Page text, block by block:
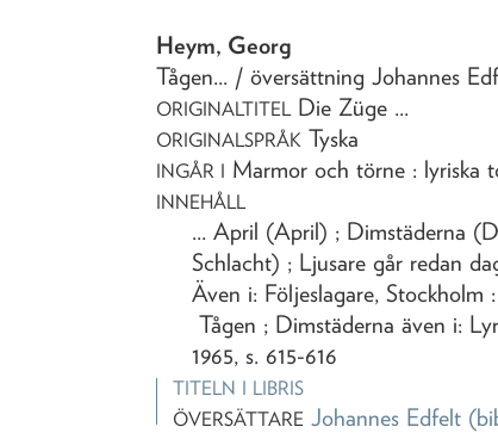
Heym, Georg
Tågen... / översättning Johannes
ORIGINALTITEL Die Züge ...
ORIGINALSPRÅK Tyska
INGÅR I Marmor och törne : lyriska
INNEHÅLL
... April (April) ; Dimstäderna
Schlacht) ; Ljusare går redan
Även i: Följeslagare, Stockholm
Tågen ; Dimstäderna även i:
1965, s. 615-616
TITELN I LIBRIS
ÖVERSÄTTARE Johannes Edfelt